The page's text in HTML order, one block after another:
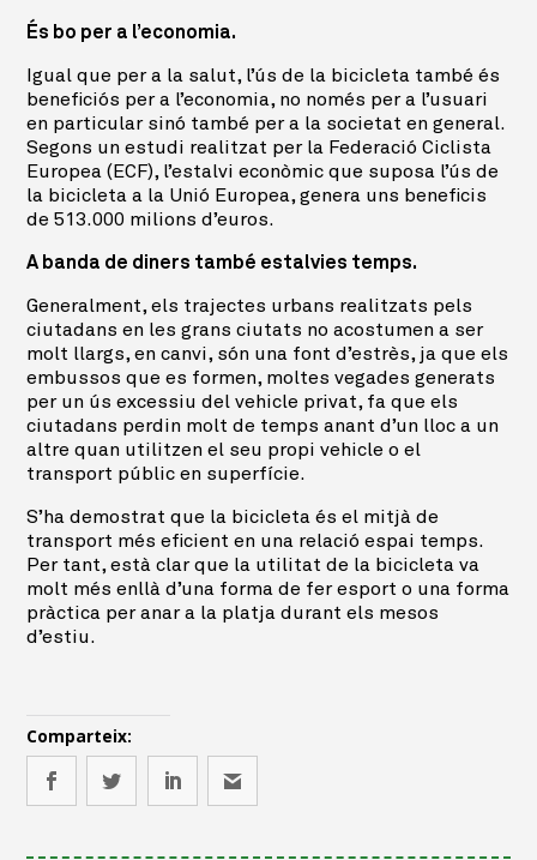
És bo per a l’economia.
Igual que per a la salut, l’ús de la bicicleta també és
beneficiós per a l’economia, no només per a l’usuari
en particular sinó també per a la societat en general.
Segons un estudi realitzat per la Federació Ciclista
Europea (ECF), l’estalvi econòmic que suposa l’ús de
la bicicleta a la Unió Europea, genera uns beneficis
de 513.000 milions d’euros.
A banda de diners també estalvies temps.
Generalment, els trajectes urbans realitzats pels
ciutadans en les grans ciutats no acostumen a ser
molt llargs, en canvi, són una font d’estrès, ja que els
embussos que es formen, moltes vegades generats
per un ús excessiu del vehicle privat, fa que els
ciutadans perdin molt de temps anant d’un lloc a un
altre quan utilitzen el seu propi vehicle o el
transport públic en superfície.
S’ha demostrat que la bicicleta és el mitjà de
transport més eficient en una relació espai temps.
Per tant, està clar que la utilitat de la bicicleta va
molt més enllà d’una forma de fer esport o una forma
pràctica per anar a la platja durant els mesos
d’estiu.